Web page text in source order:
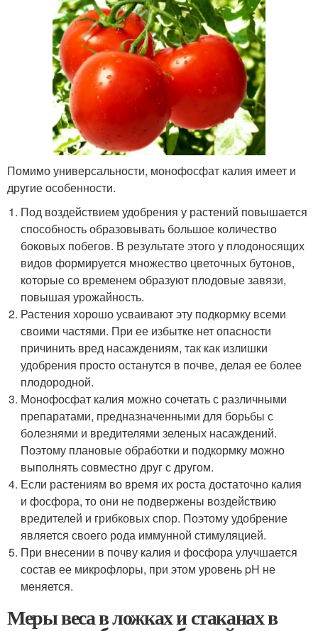
Помимо универсальности, монофосфат калия имеет и
другие особенности.
Под воздействием удобрения у растений повышается
способность образовывать большое количество
боковых побегов. В результате этого у плодоносящих
видов формируется множество цветочных бутонов,
которые со временем образуют плодовые завязи,
повышая урожайность.
Растения хорошо усваивают эту подкормку всеми
своими частями. При ее избытке нет опасности
причинить вред насаждениям, так как излишки
удобрения просто останутся в почве, делая ее более
плодородной.
Монофосфат калия можно сочетать с различными
препаратами, предназначенными для борьбы с
болезнями и вредителями зеленых насаждений.
Поэтому плановые обработки и подкормку можно
выполнять совместно друг с другом.
Если растениям во время их роста достаточно калия
и фосфора, то они не подвержены воздействию
вредителей и грибковых спор. Поэтому удобрение
является своего рода иммунной стимуляцией.
При внесении в почву калия и фосфора улучшается
состав ее микрофлоры, при этом уровень pH не
меняется.
Меры веса в ложках и стаканах в